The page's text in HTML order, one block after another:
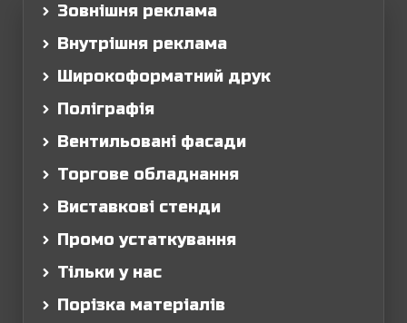
Зовнішня реклама
Внутрішня реклама
Широкоформатний друк
Поліграфія
Вентильовані фасади
Торгове обладнання
Виставкові стенди
Промо устаткування
Тільки у нас
Порізка матеріалів